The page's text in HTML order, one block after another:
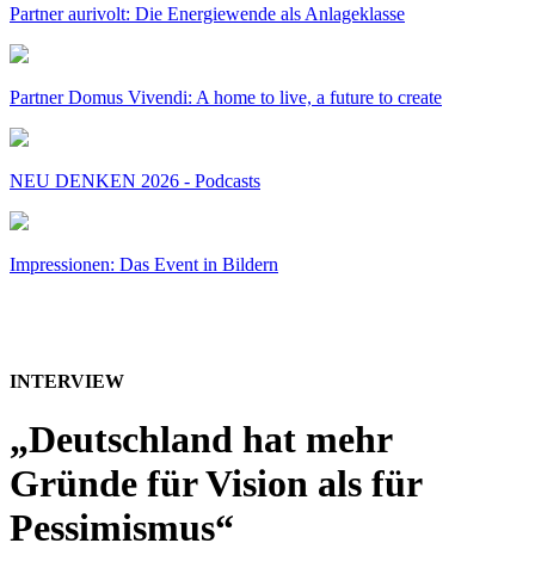
Partner aurivolt: Die Energiewende als Anlageklasse
Partner Domus Vivendi: A home to live, a future to create
NEU DENKEN 2026 - Podcasts
Impressionen: Das Event in Bildern
INTERVIEW
„Deutschland hat mehr
Gründe für Vision als für
Pessimismus“